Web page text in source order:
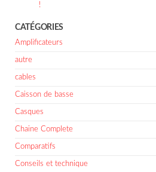
!
CATÉGORIES
Amplificateurs
autre
cables
Caisson de basse
Casques
Chaine Complete
Comparatifs
Conseils et technique